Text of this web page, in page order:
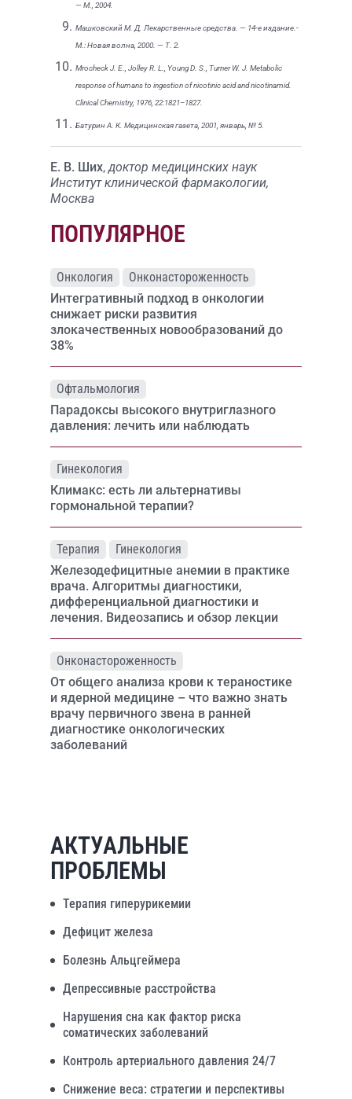
— М., 2004.
Машковский М. Д. Лекарственные средства. — 14-е издание.-
М.: Новая волна, 2000. — Т. 2.
Mrocheck J. E., Jolley R. L., Young D. S., Turner W. J. Metabolic
response of humans to ingestion of nicotinic acid and nicotinamid.
Clinical Chemistry, 1976, 22:1821–1827.
Батурин А. К. Медицинская газета, 2001, январь, № 5.
Е. В. Ших,доктор медицинских наук
Институт клинической фармакологии,
Москва
ПОПУЛЯРНОЕ
Онкология
Онконастороженность
Интегративный подход в онкологии
снижает риски развития
злокачественных новообразований до
38%
Офтальмология
Парадоксы высокого внутриглазного
давления: лечить или наблюдать
Гинекология
Климакс: есть ли альтернативы
гормональной терапии?
Терапия
Гинекология
Железодефицитные анемии в практике
врача. Алгоритмы диагностики,
дифференциальной диагностики и
лечения. Видеозапись и обзор лекции
Онконастороженность
От общего анализа крови к тераностике
и ядерной медицине – что важно знать
врачу первичного звена в ранней
диагностике онкологических
заболеваний
АКТУАЛЬНЫЕ
ПРОБЛЕМЫ
Терапия гиперурикемии
Дефицит железа
Болезнь Альцгеймера
Депрессивные расстройства
Нарушения сна как фактор риска
соматических заболеваний
Контроль артериального давления 24/7
Снижение веса: стратегии и перспективы